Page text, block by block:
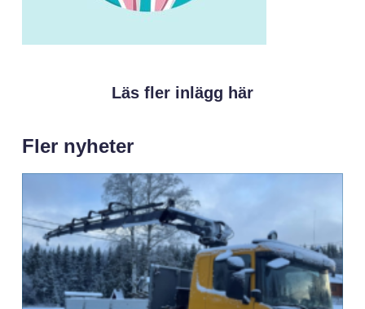
Läs fler inlägg här
Fler nyheter